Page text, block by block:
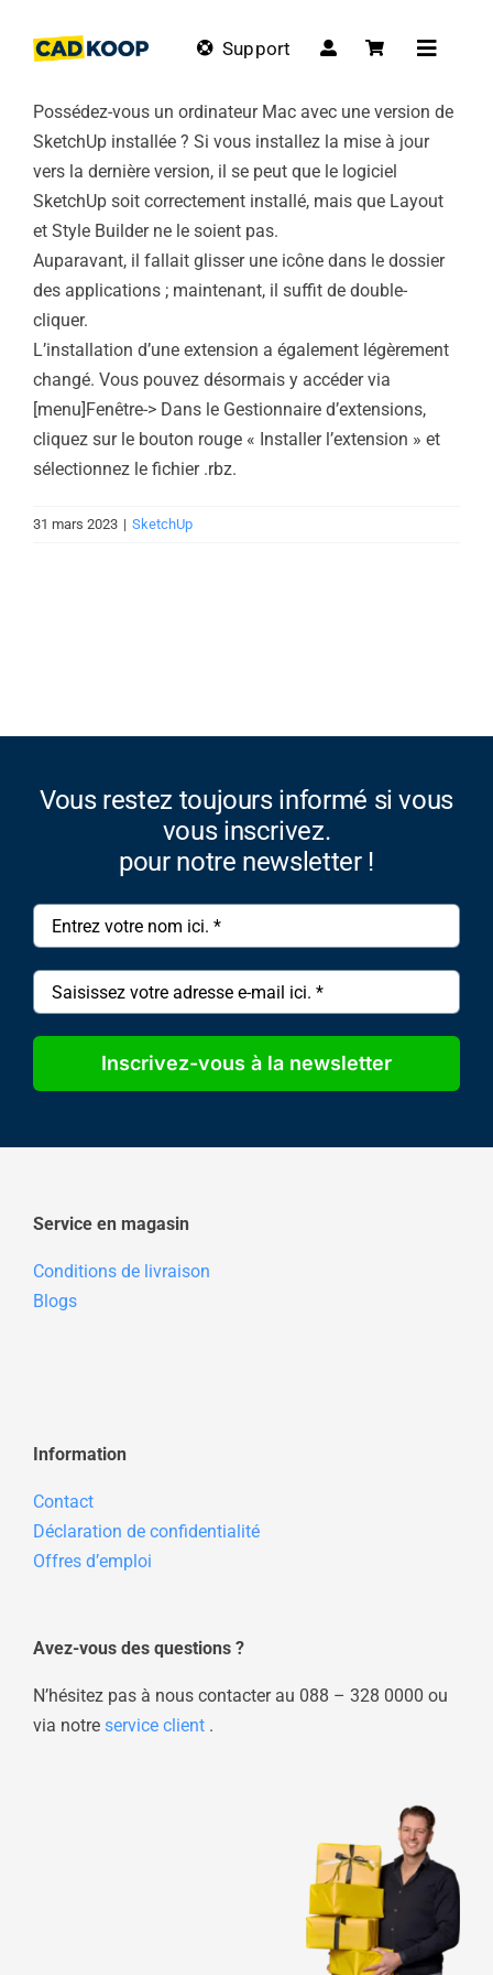
Support
Toggle
Possédez-vous un ordinateur Mac avec une version de
SketchUp installée ? Si vous installez la mise à jour
vers la dernière version, il se peut que le logiciel
SketchUp soit correctement installé, mais que Layout
et Style Builder ne le soient pas.
Auparavant, il fallait glisser une icône dans le dossier
des applications ; maintenant, il suffit de double-
cliquer.
L’installation d’une extension a également légèrement
changé. Vous pouvez désormais y accéder via
[menu]Fenêtre-> Dans le Gestionnaire d’extensions,
cliquez sur le bouton rouge « Installer l’extension » et
sélectionnez le fichier .rbz.
31 mars 2023 | SketchUp
Vous restez toujours informé si vous
vous inscrivez.
pour notre newsletter !
Inscrivez-vous à la newsletter
Service en magasin
Conditions de livraison
Blogs
Information
Contact
Déclaration de confidentialité
Offres d’emploi
Avez-vous des questions ?
N’hésitez pas à nous contacter au 088 – 328 0000 ou
via notre service client.